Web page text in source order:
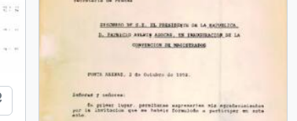
Añadir al portapapeles